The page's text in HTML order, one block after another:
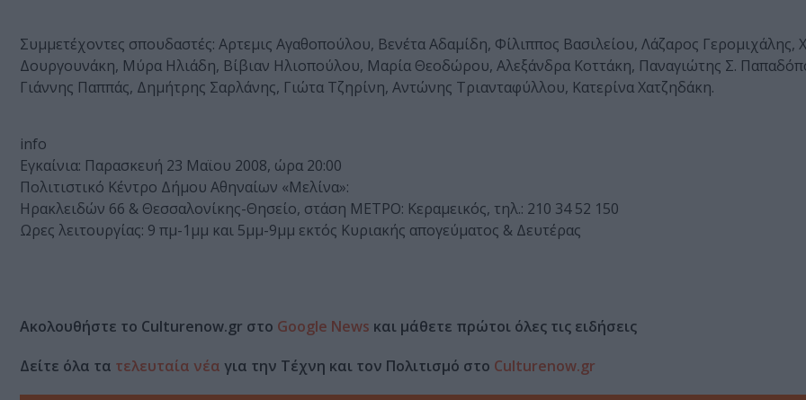
Συμμετέχοντες σπουδαστές: Αρτεμις Αγαθοπούλου, Βενέτα Αδαμίδη, Φίλιππος Βασιλείου, Λάζαρος Γερομιχάλης,
Δουργουνάκη, Μύρα Ηλιάδη, Βίβιαν Ηλιοπούλου, Μαρία Θεοδώρου, Αλεξάνδρα Κοττάκη, Παναγιώτης Σ.
Γιάννης Παππάς, Δημήτρης Σαρλάνης, Γιώτα Τζηρίνη, Αντώνης Τριανταφύλλου, Κατερίνα Χατζηδάκη.
info
Εγκαίνια: Παρασκευή 23 Μαϊου 2008, ώρα 20:00
Πολιτιστικό Κέντρο Δήμου Αθηναίων «Μελίνα»:
Ηρακλειδών 66 & Θεσσαλονίκης-Θησείο, στάση ΜΕΤΡΟ: Κεραμεικός, τηλ.: 210 34 52 150
Ωρες λειτουργίας: 9 πμ-1μμ και 5μμ-9μμ εκτός Κυριακής απογεύματος & Δευτέρας
Ακολουθήστε το Culturenow.gr στο Google News και μάθετε πρώτοι όλες τις ειδήσεις
Δείτε όλα τα τελευταία νέα για την Τέχνη και τον Πολιτισμό στο Culturenow.gr